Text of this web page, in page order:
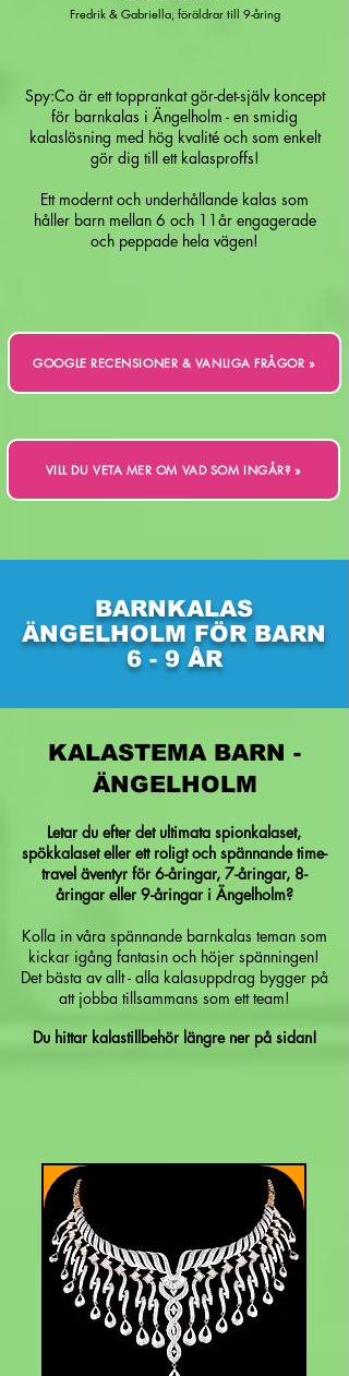
Fredrik & Gabriella, föräldrar till 9-åring
Spy:Co är ett topprankat gör-det-själv koncept
för barnkalas i Ängelholm - en smidig
kalaslösning med hög kvalité och som enkelt
gör dig till ett kalasproffs!
Ett modernt och underhållande kalas som
håller barn mellan 6 och 11år engagerade
och peppade hela vägen!
GOOGLE RECENSIONER & VANLIGA FRÅGOR »
VILL DU VETA MER OM VAD SOM INGÅR? »
BARNKALAS
ÄNGELHOLM FÖR BARN
6 - 9 ÅR
KALASTEMA BARN -
ÄNGELHOLM
Letar du efter det ultimata spionkalaset,
spökkalaset eller ett roligt och spännande time-
travel äventyr för 6-åringar, 7-åringar, 8-
åringar eller 9-åringar i Ängelholm?
Kolla in våra spännande barnkalas teman som
kickar igång fantasin och höjer spänningen!
Det bästa av allt - alla kalasuppdrag bygger på
att jobba tillsammans som ett team!
Du hittar kalastillbehör längre ner på sidan!